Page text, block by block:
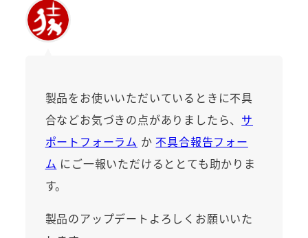
製品をお使いいただいているときに不具
合などお気づきの点がありましたら、 サ
ポートフォーラム か 不具合報告フォー
ム にご一報いただけるととても助かりま
す。
製品のアップデートよろしくお願いいた